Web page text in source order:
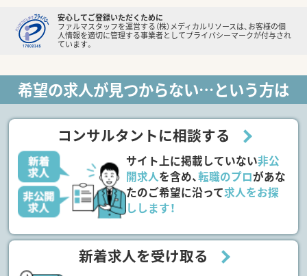
安心してご登録いただくために
ファルマスタッフを運営する（株）メディカルリソースは、お客様の個
人情報を適切に管理する事業者としてプライバシーマークが付与され
ています。
希望の求人が見つからない…という方は
コンサルタントに相談する
サイト上に掲載していない非公
開求人を含め、転職のプロがあな
たのご希望に沿って求人をお探
しします！
新着求人を受け取る